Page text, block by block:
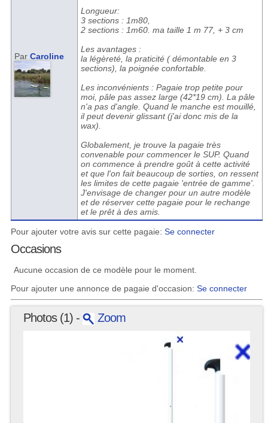
Par Caroline
Longueur:
3 sections : 1m80,
2 sections : 1m60. ma taille 1 m 77, + 3 cm
Les avantages :
la légèreté, la praticité ( démontable en 3
sections), la poignée confortable.
Les inconvénients : Pagaie trop petite pour
moi, pâle pas assez large (42*19 cm). La pâle
n'a pas d'angle. Quand le manche est mouillé,
il peut devenir glissant (j'ai donc mis de la
wax).
Globalement, je trouve la pagaie très
convenable pour commencer le SUP. Quand
on commence à prendre goût à cette activité
et que l'on fait beaucoup de sorties, on ressent
les limites de cette pagaie 'entrée de gamme'.
J'envisage de changer pour un autre modèle
et de réserver cette pagaie pour le rechange
et le prêt à des amis.
Pour ajouter votre avis sur cette pagaie: Se connecter
Occasions
Aucune occasion de ce modèle pour le moment.
Pour ajouter une annonce de pagaie d'occasion: Se connecter
Photos (1) - Zoom